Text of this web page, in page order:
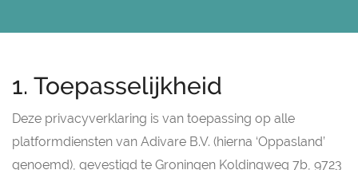
1. Toepasselijkheid
Deze privacyverklaring is van toepassing op alle
platformdiensten van Adivare B.V. (hierna ‘Oppasland’
genoemd), gevestigd te Groningen Koldingweg 7b, 9723